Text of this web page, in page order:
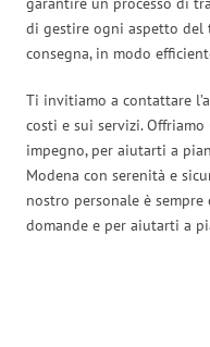
di gestire ogni aspetto del
consegna, in modo
Ti invitiamo a contattare
costi e sui servizi.
impegno, per aiutarti a
Modena con serenità e
nostro personale è
domande e per aiutarti a